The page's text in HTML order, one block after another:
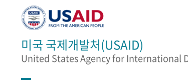
미국 국제개발처(USAID)
United States Agency for International